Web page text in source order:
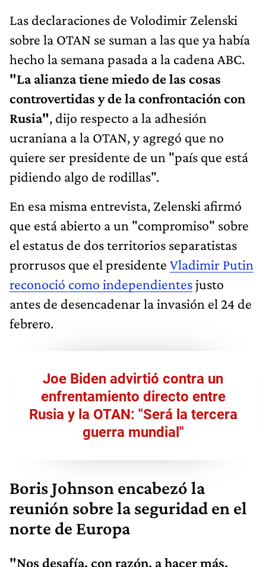
Las declaraciones de Volodimir Zelenski
sobre la OTAN se suman a las que ya había
hecho la semana pasada a la cadena ABC.
"La alianza tiene miedo de las cosas
controvertidas y de la confrontación con
Rusia", dijo respecto a la adhesión
ucraniana a la OTAN, y agregó que no
quiere ser presidente de un "país que está
pidiendo algo de rodillas".
En esa misma entrevista, Zelenski afirmó
que está abierto a un "compromiso" sobre
el estatus de dos territorios separatistas
prorrusos que el presidente Vladimir Putin
reconoció como independientesjusto
antes de desencadenar la invasión el 24 de
febrero.
Joe Biden advirtió contra un
enfrentamiento directo entre
Rusia y la OTAN: "Será la tercera
guerra mundial"
Boris Johnson encabezó la
reunión sobre la seguridad en el
norte de Europa
"Nos desafía, con razón, a hacer más.